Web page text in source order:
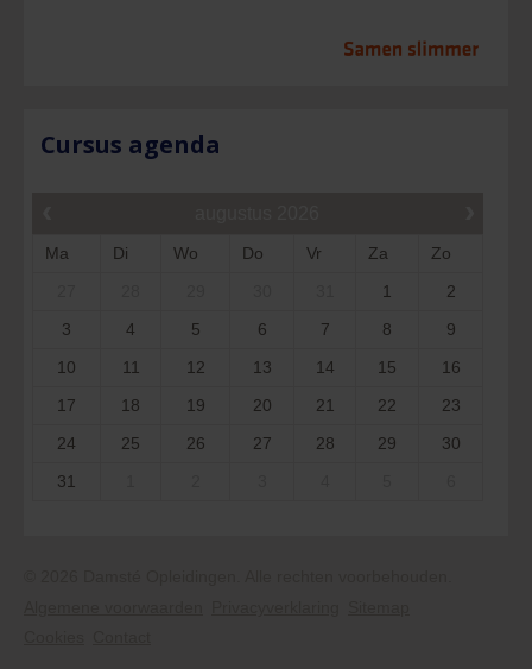
Cursus agenda
Ma Di Wo Do Vr Za
Zo
1
2
3
4 5 6 7 8
9
10
11 12 13 14 15
16
17
18 19 20 21 22
23
24
25 26 27 28 29
30
31